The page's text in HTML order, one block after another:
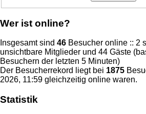
Wer ist online?
Insgesamt sind 46 Besucher online :: 2
unsichtbare Mitglieder und 44 Gäste
Besuchern der letzten 5 Minuten)
Der Besucherrekord liegt bei 1875
2026, 11:59 gleichzeitig online waren.
Statistik